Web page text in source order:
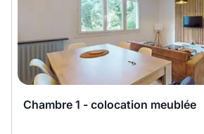
T14 T15
T16
Superficie
Chambre 1 - colocation meublée